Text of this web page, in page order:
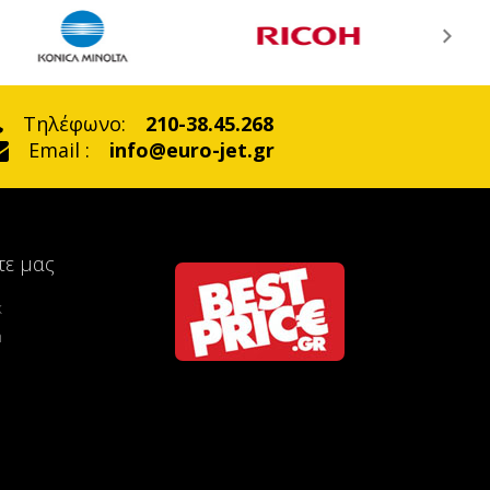
Τηλέφωνο:
210-38.45.268
Email :
info@euro-jet.gr
μας